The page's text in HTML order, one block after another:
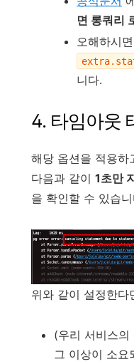
면 롱쿼리
오해하시
니다.
4. 타임아웃
해당 옵션을 적용하
다음과 같이 1초만
을 확인할 수 있습
위와 같이 설정한다
(우리 서비스의
그 이상이 소요